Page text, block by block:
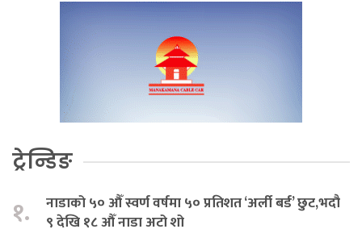
ट्रेन्डिङ
१.
नाडाको ५० औँ स्वर्ण वर्षमा ५० प्रतिशत ‘अर्ली बर्ड’ छुट,भदौ
९ देखि १८ औँ नाडा अटो शो